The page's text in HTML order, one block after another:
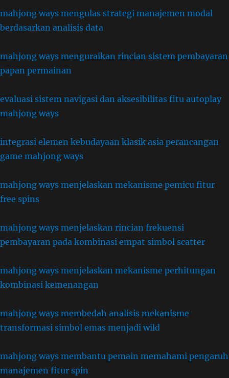
mahjong ways mengulas strategi manajemen modal
berdasarkan analisis data
mahjong ways menguraikan rincian sistem pembayaran
papan permainan
evaluasi sistem navigasi dan aksesibilitas fitu autoplay
mahjong ways
integrasi elemen kebudayaan klasik asia perancangan
game mahjong ways
mahjong ways menjelaskan mekanisme pemicu fitur
free spins
mahjong ways menjelaskan rincian frekuensi
pembayaran pada kombinasi empat simbol scatter
mahjong ways menjelaskan mekanisme perhitungan
kombinasi kemenangan
mahjong ways membedah analisis mekanisme
transformasi simbol emas menjadi wild
mahjong ways membantu pemain memahami pengaruh
manajemen fitur spin